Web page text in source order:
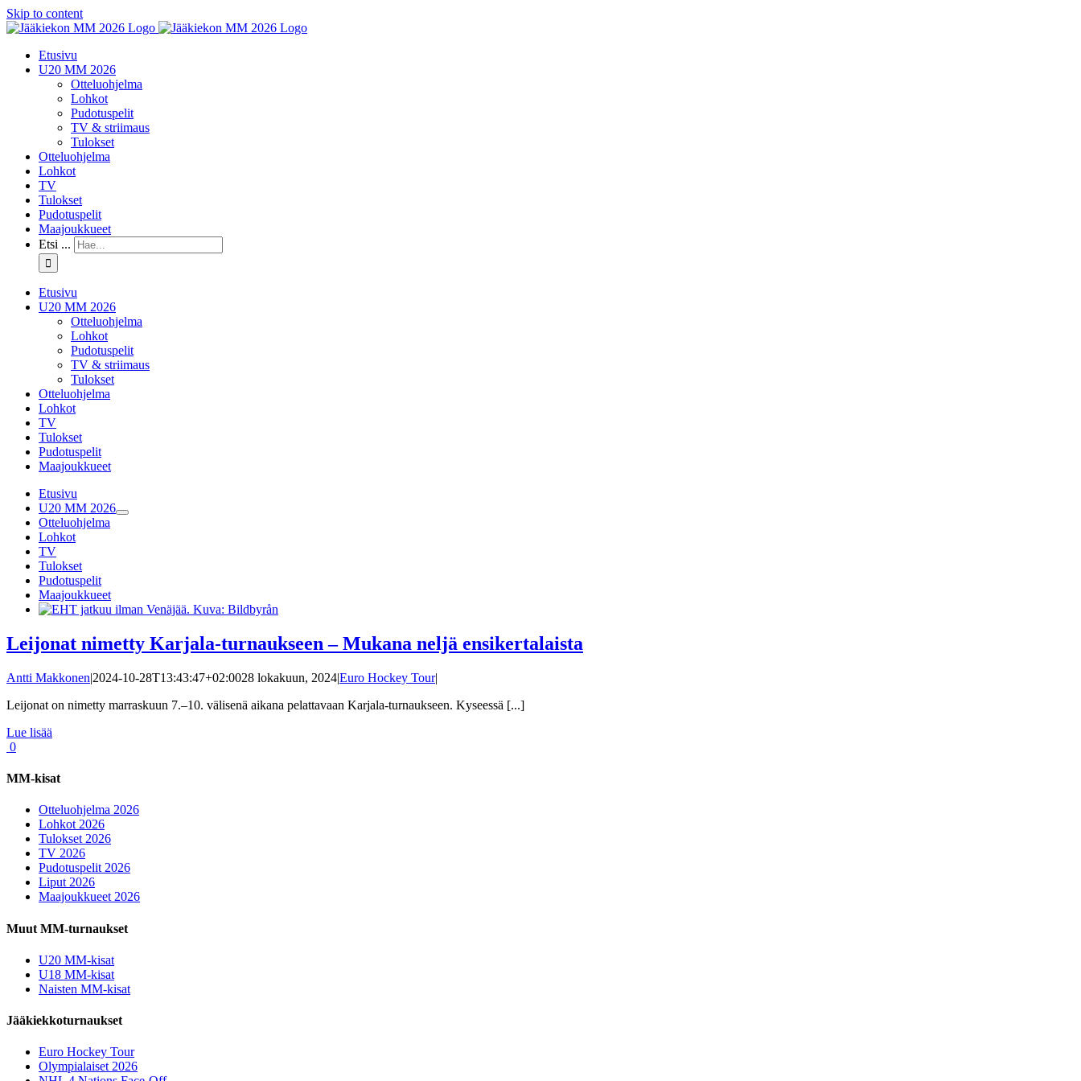
Skip to content
Etusivu
U20 MM 2026
Otteluohjelma
Lohkot
Pudotuspelit
TV & striimaus
Tulokset
Otteluohjelma
Lohkot
TV
Tulokset
Pudotuspelit
Maajoukkueet
Etsi ...
Etusivu
U20 MM 2026
Otteluohjelma
Lohkot
Pudotuspelit
TV & striimaus
Tulokset
Otteluohjelma
Lohkot
TV
Tulokset
Pudotuspelit
Maajoukkueet
Etusivu
U20 MM 2026
Otteluohjelma
Lohkot
TV
Tulokset
Pudotuspelit
Maajoukkueet
Leijonat nimetty Karjala-turnaukseen – Mukana neljä ensikertalaista
Antti Makkonen|2024-10-28T13:43:47+02:0028 lokakuun, 2024|Euro Hockey Tour|
Leijonat on nimetty marraskuun 7.–10. välisenä aikana pelattavaan Karjala-turnaukseen. Kyseessä [...]
Lue lisää
0
MM-kisat
Otteluohjelma 2026
Lohkot 2026
Tulokset 2026
TV 2026
Pudotuspelit 2026
Liput 2026
Maajoukkueet 2026
Muut MM-turnaukset
U20 MM-kisat
U18 MM-kisat
Naisten MM-kisat
Jääkiekkoturnaukset
Euro Hockey Tour
Olympialaiset 2026